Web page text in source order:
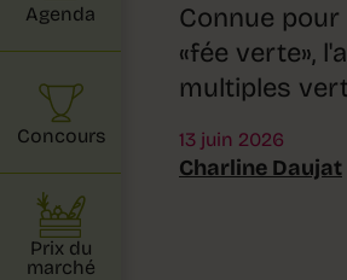
Connue
«fée verte»,
multiples
13 juin 2026
Charline Daujat
Agenda
Concours
Prix du
marché